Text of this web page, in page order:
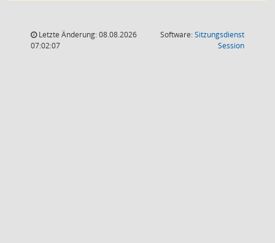
Letzte Änderung: 08.08.2026
07:02:07
Software:Sitzungsdienst
Session(Wird in